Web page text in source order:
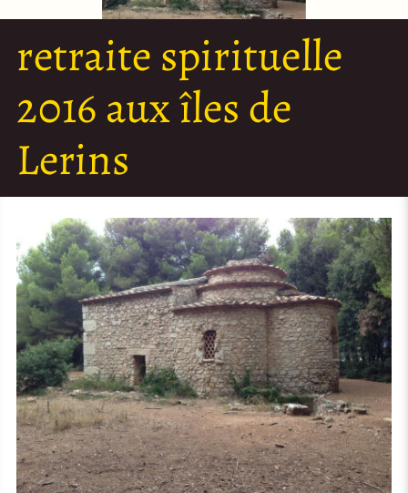
retraite spirituelle
2016 aux îles de
Lerins